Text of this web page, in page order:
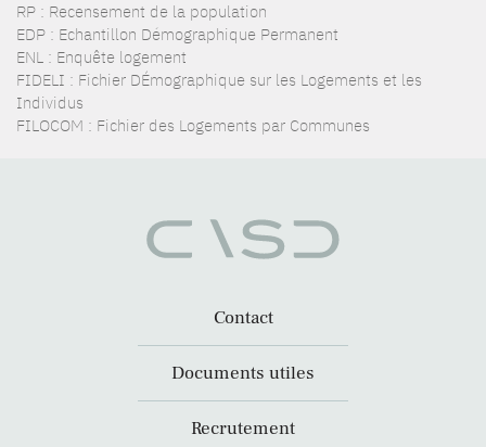
RP : Recensement de la population
EDP : Echantillon Démographique Permanent
ENL : Enquête logement
FIDELI : Fichier DÉmographique sur les Logements et les
Individus
FILOCOM : Fichier des Logements par Communes
Contact
Documents utiles
Recrutement